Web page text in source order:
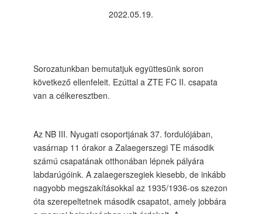
2022.05.19.
Sorozatunkban bemutatjuk együttesünk soron
következő ellenfeleit. Ezúttal a ZTE FC II. csapata
van a célkeresztben.
Az NB III. Nyugati csoportjának 37. fordulójában,
vasárnap 11 órakor a Zalaegerszegi TE második
számú csapatának otthonában lépnek pályára
labdarúgóink. A zalaegerszegiek kiesebb, de inkább
nagyobb megszakításokkal az 1935/1936-os szezon
óta szerepeltetnek második csapatot, amely jobbára